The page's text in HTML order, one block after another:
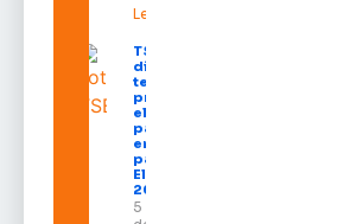
Leia mais »
TSE define
divisão do
tempo de
propaganda
eleitoral e
participação
em debates
para as
Eleições
2026
5 de agosto